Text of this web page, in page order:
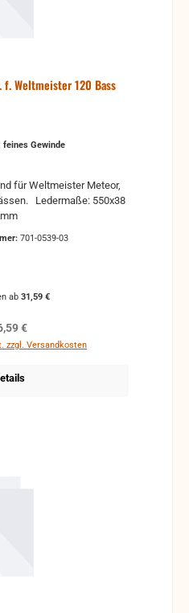
f. Weltmeister 120 Bass
feines Gewinde
550x38
mm
701-0539-03
ab 31,59 €
Preis:
€
zzgl. Versandkosten